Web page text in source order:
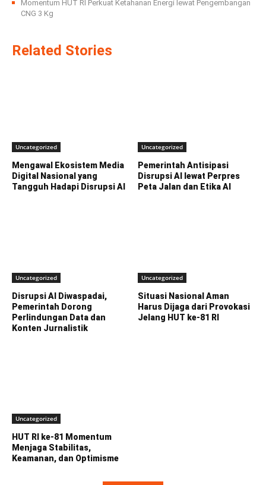
Momentum HUT RI Perkuat Ketahanan Energi lewat Pengembangan
CNG 3 Kg
Related Stories
Uncategorized
Mengawal Ekosistem Media
Digital Nasional yang
Tangguh Hadapi Disrupsi AI
Uncategorized
Pemerintah Antisipasi
Disrupsi AI lewat Perpres
Peta Jalan dan Etika AI
Uncategorized
Disrupsi AI Diwaspadai,
Pemerintah Dorong
Perlindungan Data dan
Konten Jurnalistik
Uncategorized
Situasi Nasional Aman
Harus Dijaga dari Provokasi
Jelang HUT ke-81 RI
Uncategorized
HUT RI ke-81 Momentum
Menjaga Stabilitas,
Keamanan, dan Optimisme